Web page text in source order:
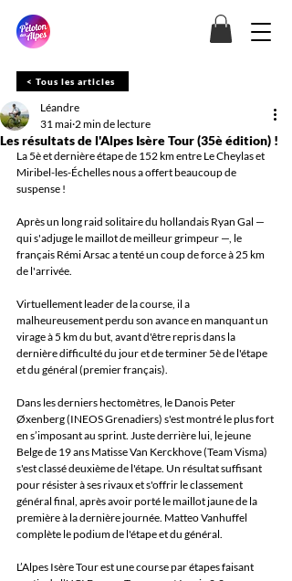
< Tous les articles
Les résultats de l'Alpes Isère Tour (35è édition) !
Léandre
31 mai 2 min de lecture
La 5è et dernière étape de 152 km entre Le Cheylas et
Miribel-les-Échelles nous a offert beaucoup de
suspense !
Après un long raid solitaire du hollandais Ryan Gal —
qui s'adjuge le maillot de meilleur grimpeur —, le
français Rémi Arsac a tenté un coup de force à 25 km
de l'arrivée.
Virtuellement leader de la course, il a
malheureusement perdu son avance en manquant un
virage à 5 km du but, avant d'être repris dans la
dernière difficulté du jour et de terminer 5è de l'étape
et du général (premier français).
Dans les derniers hectomètres, le Danois Peter
Øxenberg (INEOS Grenadiers) s'est montré le plus fort
en s’imposant au sprint. Juste derrière lui, le jeune
Belge de 19 ans Matisse Van Kerckhove (Team Visma)
s'est classé deuxième de l'étape. Un résultat suffisant
pour résister à ses rivaux et s'offrir le classement
général final, après avoir porté le maillot jaune de la
première à la dernière journée. Matteo Vanhuffel
complète le podium de l'étape et du général.
L’Alpes Isère Tour est une course par étapes faisant